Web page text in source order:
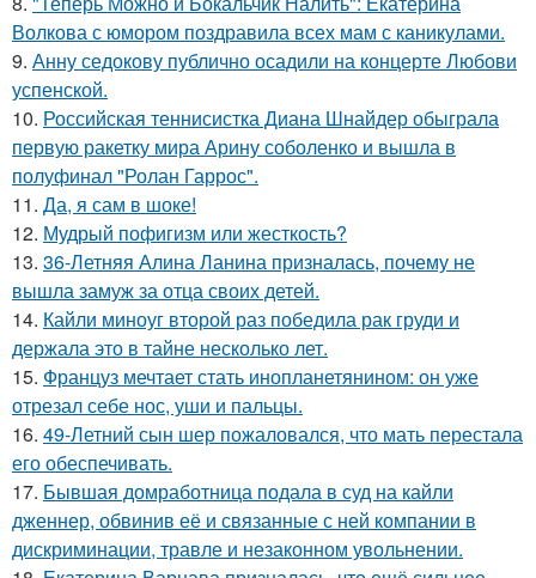
Волкова с юмором поздравила всех мам с каникулами.
9. Анну седокову публично осадили на концерте Любови
успенской.
10. Российская теннисистка Диана Шнайдер обыграла
первую ракетку мира Арину соболенко и вышла в
полуфинал "Ролан Гаррос".
11. Да, я сам в шоке!
12. Мудрый пофигизм или жесткость?
13. 36-Летняя Алина Ланина призналась, почему не
вышла замуж за отца своих детей.
14. Кайли миноуг второй раз победила рак груди и
держала это в тайне несколько лет.
15. Француз мечтает стать инопланетянином: он уже
отрезал себе нос, уши и пальцы.
16. 49-Летний сын шер пожаловался, что мать перестала
его обеспечивать.
17. Бывшая домработница подала в суд на кайли
дженнер, обвинив её и связанные с ней компании в
дискриминации, травле и незаконном увольнении.